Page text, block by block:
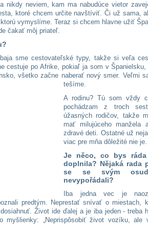
nikdy neviem, kam ma nabudúce vietor
ktoré chcem určite navštíviť. Či už sama,
vymyslíme. Teraz si chcem hlavne užiť
čakať môj priateľ.
sme cestovateľské typy, takže si veľa
cestuje po Afrike, pokiaľ ja som v
všetko začne naberať nový smer. Veľmi
tešíme.
A rodinu? Tú som vždy
pochádzam z troch
úžasných rodičov, takže
mať milujúceho manžela
zdravé deti. Ostatné už
viac pre mňa dô ležité nie je.
Je něco, co bys
doplnila? Nějaká rada
se se svým
nevypořádali?
Iba jedna vec je
predtým. Neprestať snívať o miestach,
Život ide ďalej a je iba jeden - treba
„Neprispôsobiť život vozíku, ale